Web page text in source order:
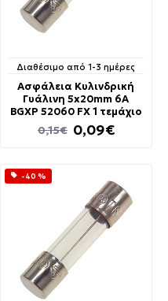
Διαθέσιμο από 1-3 ημέρες
Ασφάλεια Κυλινδρική
Γυάλινη 5x20mm 6A
BGXP 52060 FX 1 τεμάχιο
0,09€
0,15€
-40 %